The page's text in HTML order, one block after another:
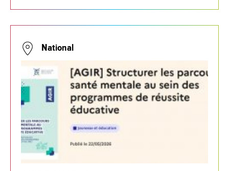
National